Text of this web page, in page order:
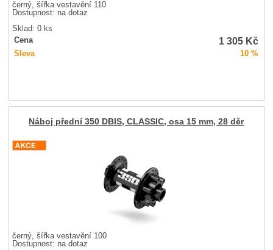
černý, šířka vestavění 110
Dostupnost: na dotaz
Sklad: 0 ks
Cena
1 305 Kč
Sleva 10 %
Náboj přední 350 DBIS, CLASSIC, osa 15 mm, 28 děr
černý, šířka vestavění 100
Dostupnost: na dotaz